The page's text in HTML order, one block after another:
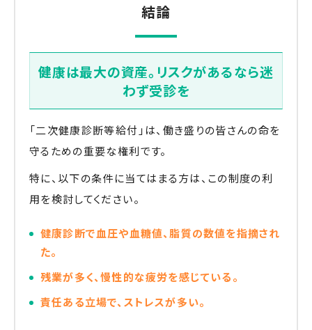
結論
健康は最大の資産。リスクがあるなら迷
わず受診を
「二次健康診断等給付」は、働き盛りの皆さんの命を
守るための重要な権利です。
特に、以下の条件に当てはまる方は、この制度の利
用を検討してください。
健康診断で血圧や血糖値、脂質の数値を指摘され
た。
残業が多く、慢性的な疲労を感じている。
責任ある立場で、ストレスが多い。